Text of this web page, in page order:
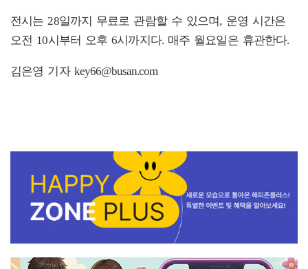
전시는 28일까지 무료로 관람할 수 있으며, 운영 시간은
오전 10시부터 오후 6시까지다. 매주 월요일은 휴관한다.
김은영 기자 key66@busan.com